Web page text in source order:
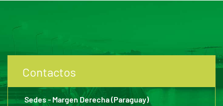
Contactos
Sedes - Margen Derecha (Paraguay)